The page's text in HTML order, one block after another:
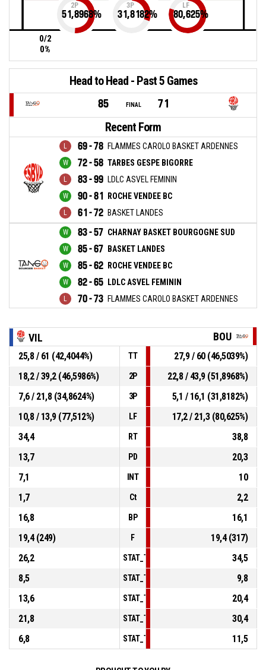
0/2
0%
2P
51,8968%
3P
31,8182%
LF
80,625%
Head to Head - Past 5 Games
85 FINAL 71
Recent Form
69 - 78 FLAMMES CAROLO BASKET ARDENNES
72 - 58 TARBES GESPE BIGORRE
83 - 99 LDLC ASVEL FEMININ
90 - 81 ROCHE VENDEE BC
61 - 72 BASKET LANDES
83 - 57 CHARNAY BASKET BOURGOGNE SUD
85 - 67 BASKET LANDES
85 - 62 ROCHE VENDEE BC
82 - 65 LDLC ASVEL FEMININ
70 - 73 FLAMMES CAROLO BASKET ARDENNES
VIL BOU
25,8 / 61 (42,4044%) TT
27,9 / 60 (46,5039%)
18,2 / 39,2 (46,5986%)
2P
22,8 / 43,9 (51,8968%)
7,6 / 21,8 (34,8624%)
3P
5,1 / 16,1 (31,8182%)
10,8 / 13,9 (77,512%)
LF
17,2 / 21,3 (80,625%)
34,4
RT
38,8
13,7
PD
20,3
7,1
INT
10
1,7
Ct
2,2
16,8
BP
16,1
19,4 (249)
F
19,4 (317)
26,2
34,5
8,5
9,8
13,6
20,4
21,8
30,4
6,8
11,5